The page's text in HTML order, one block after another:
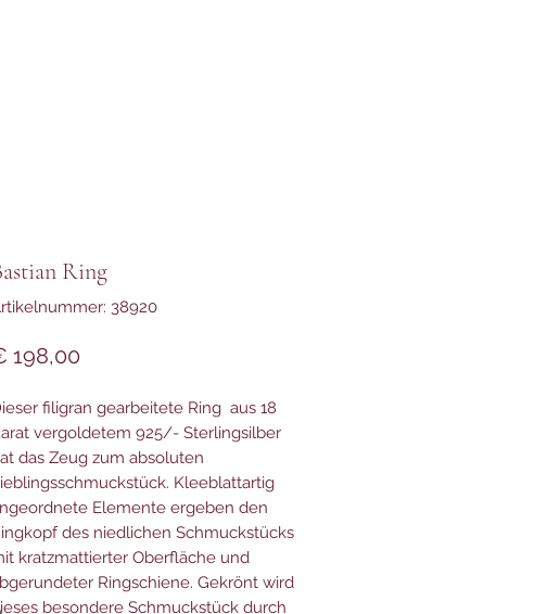
Ring
38920
198,00Preis
filigran gearbeitete Ring aus 18
vergoldetem 925/- Sterlingsilber
das Zeug zum absoluten
Kleeblattartig
Elemente ergeben den
des niedlichen Schmuckstücks
kratzmattierter Oberfläche und
Ringschiene. Gekrönt wird
besondere Schmuckstück durch